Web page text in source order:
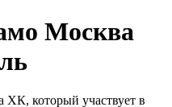
Москва